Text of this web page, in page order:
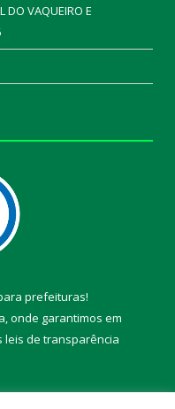
DO VAQUEIRO E
prefeituras!
onde garantimos em
leis de transparência